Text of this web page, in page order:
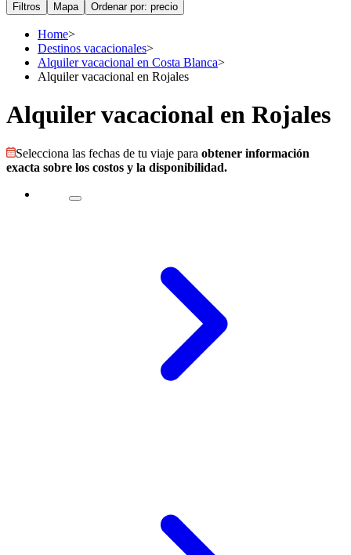
Filtros Mapa Ordenar por: precio
Home>
Destinos vacacionales>
Alquiler vacacional en Costa Blanca>
Alquiler vacacional en Rojales
Alquiler vacacional en Rojales
Selecciona las fechas de tu viaje para obtener información
exacta sobre los costos y la disponibilidad.